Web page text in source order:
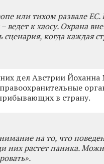
или тихом развале
к хаосу. Охрана
когда каждая
дел Австрии
в страну.
на то, что
них растет паника.